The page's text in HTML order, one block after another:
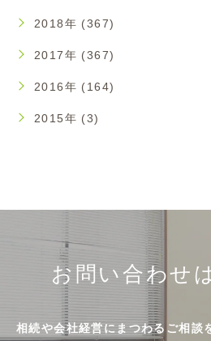
2018年 (367)
2017年 (367)
2016年 (164)
2015年 (3)
お問い合わせ
相続や会社経営にまつわるご相談